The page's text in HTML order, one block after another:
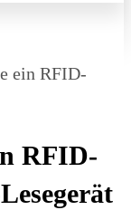
ein RFID-
RFID-